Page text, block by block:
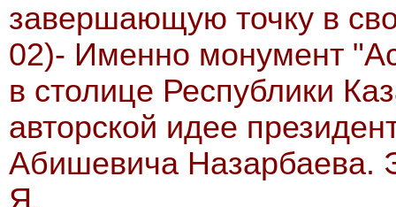
завершающую точку в
02)- Именно монумент
в столице Республики
авторской идее
Абишевича Назарбаева.
Я.